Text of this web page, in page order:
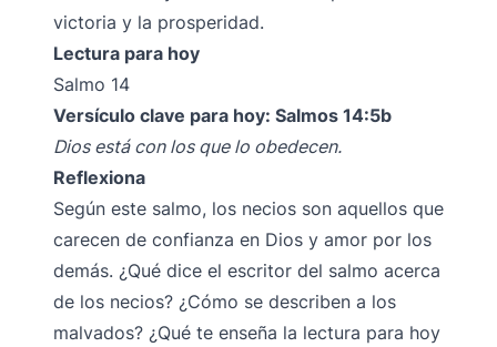
victoria y la prosperidad.
Lectura para hoy
Salmo 14
Versículo clave para hoy: Salmos 14:5b
Dios está con los que lo obedecen.
Reflexiona
Según este salmo, los necios son aquellos que
carecen de confianza en Dios y amor por los
demás. ¿Qué dice el escritor del salmo acerca
de los necios? ¿Cómo se describen a los
malvados? ¿Qué te enseña la lectura para hoy